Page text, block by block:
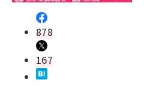
878
167